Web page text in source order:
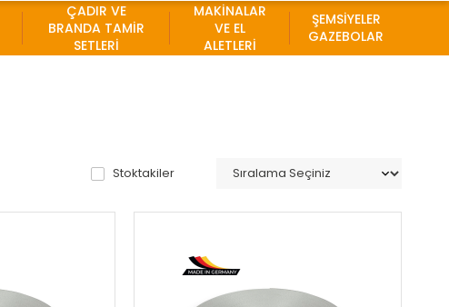
ÇADIR VE
BRANDA TAMİR
SETLERİ
MAKİNALAR
VE EL
ALETLERİ
ŞEMSİYELER
GAZEBOLAR
Stoktakiler